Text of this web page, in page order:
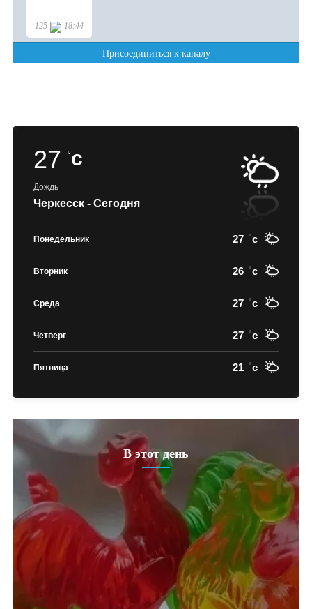
27 c
Дождь
Черкесск - Сегодня
Понедельник 27 c
Вторник 26 c
Среда 27 c
Четверг 27 c
Пятница 21 c
В этот день